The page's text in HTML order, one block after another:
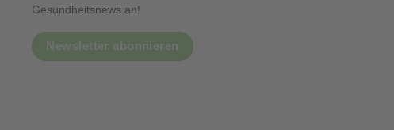
Gesundheitsnews an!
Newsletter abonnieren